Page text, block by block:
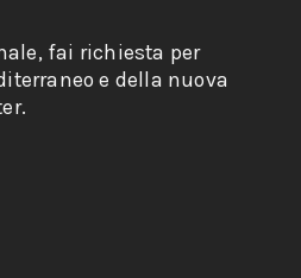
fai richiesta per
e della nuova